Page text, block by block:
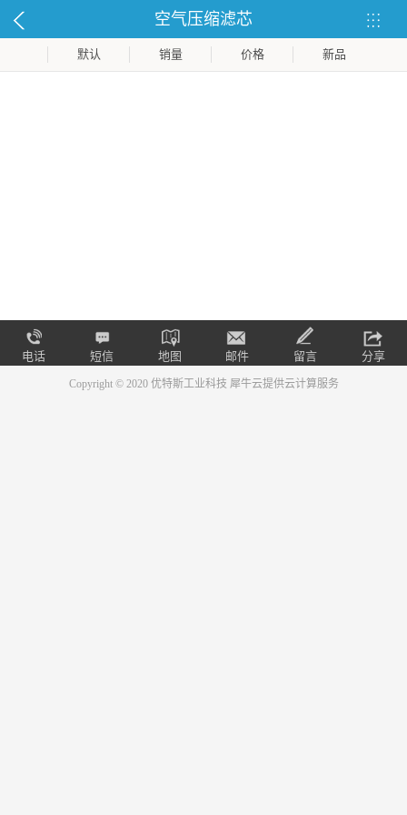
空气压缩滤芯
默认 销量 价格 新品
电话 短信 地图 邮件 留言 分享
Copyright © 2020 优特斯工业科技 犀牛云提供云计算服务